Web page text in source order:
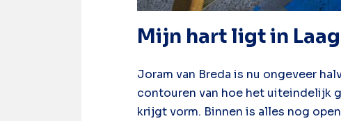
Mijn hart ligt in
Joram van Breda is nu ongeveer
contouren van hoe het uiteindelijk
krijgt vorm. Binnen is alles nog